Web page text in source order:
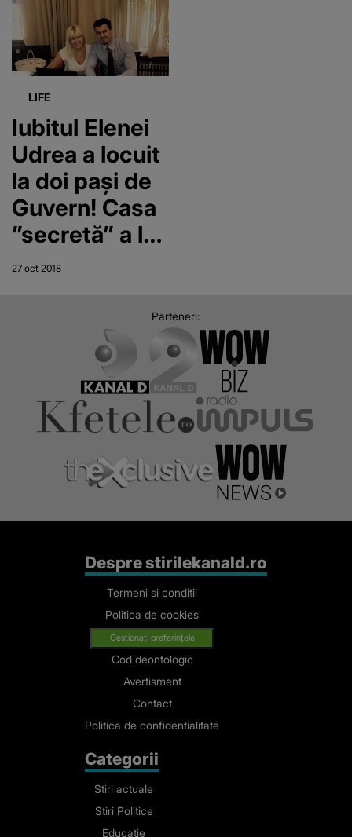
LIFE
Iubitul Elenei
Udrea a locuit
la doi paşi de
Guvern! Casa
”secretă” a lui
Adrian
27 oct 2018
Parteneri:
Despre stirilekanald.ro
Termeni si conditii
Politica de cookies
Gestionați preferințele
Cod deontologic
Avertisment
Contact
Politica de confidentialitate
Categorii
Stiri actuale
Stiri Politice
Educatie